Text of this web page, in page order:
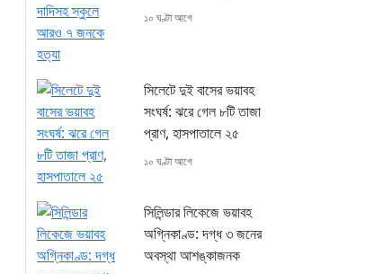
১০ ঘণ্টা আগে
সিলেটে দুই বাসের ভয়াবহ
সংঘর্ষ: ঝরে গেল ৮টি তাজা
প্রাণ, হাসপাতালে ২৫
১০ ঘণ্টা আগে
সিলিন্ডার লিকেজে ভয়াবহ
অগ্নিকাণ্ড: দগ্ধ ৩ জনের
অবস্থা আশঙ্কাজনক